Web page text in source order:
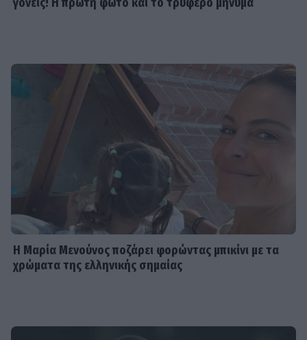
γονείς! Η πρώτη φωτό και το τρυφερό μήνυμα
Η Μαρία Μενούνος ποζάρει φορώντας μπικίνι με τα
χρώματα της ελληνικής σημαίας